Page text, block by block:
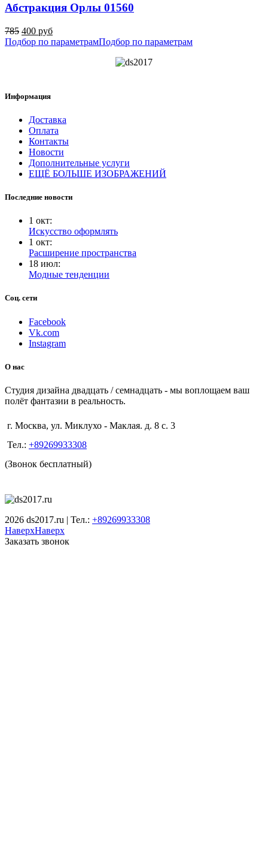
Абстракция Орлы 01560
785 400 руб
Подбор по параметрамПодбор по параметрам
Информация
Доставка
Оплата
Контакты
Новости
Дополнительные услуги
ЕЩЁ БОЛЬШЕ ИЗОБРАЖЕНИЙ
Последние новости
1 окт:
Искусство оформлять
1 окт:
Расширение пространства
18 июл:
Модные тенденции
Соц. сети
Facebook
Vk.com
Instagram
О нас
Студия дизайна двадцать / семнадцать - мы воплощаем ваш
полёт фантазии в реальность.
г. Москва, ул. Миклухо - Маклая. д. 8 с. 3
Тел.: +89269933308
(Звонок бесплатный)
2026 ds2017.ru | Тел.: +89269933308
НаверхНаверх
Заказать звонок